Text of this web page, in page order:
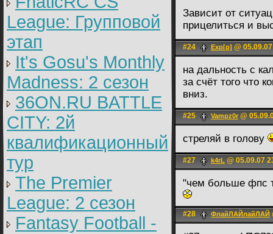
League: Групповой
этап
It's Gosu's Monthly
Madness: 2 сезон
36ON.RU BATTLE
CITY: 2й
квалификационный
тур
The Premier
League: 2 cезон
Fantasy Football -
Зависит от
прицелиться и
#24 Exp[p] @
на дальность с
за счёт того что
вниз.
#25 Vampz0r @
стреляй в голову
#27 k4rL @ 05.09.07
"чем больше фпс
#28 ФлайЛАЙлайЛАЙ